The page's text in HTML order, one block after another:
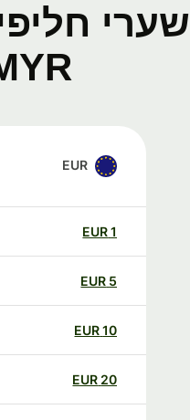
MYR היום
EUR
EUR
EUR
EUR
20
EUR